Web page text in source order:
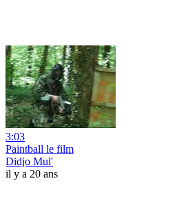
3:03
Paintball le film
Didjo Mul'
il y a 20 ans